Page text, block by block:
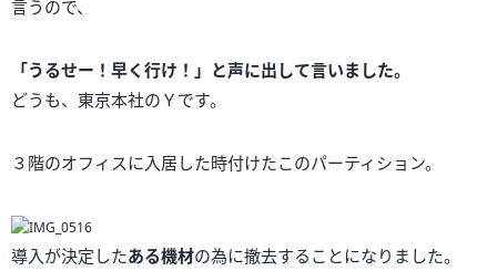
言うので、
「うるせー！早く行け！」と声に出して言いました。
どうも、東京本社のＹです。
３階のオフィスに入居した時付けたこのパーティション。
導入が決定したある機材の為に撤去することになりました。